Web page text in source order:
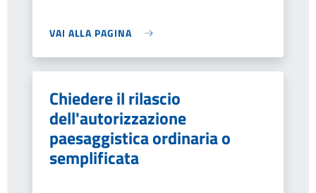
VAI ALLA PAGINA
Chiedere il rilascio
dell'autorizzazione
paesaggistica ordinaria o
semplificata